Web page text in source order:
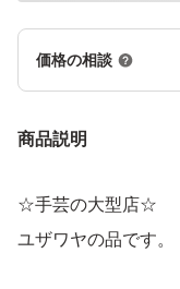
価格の相談
商品説明
☆手芸の大型店☆
ユザワヤの品です。